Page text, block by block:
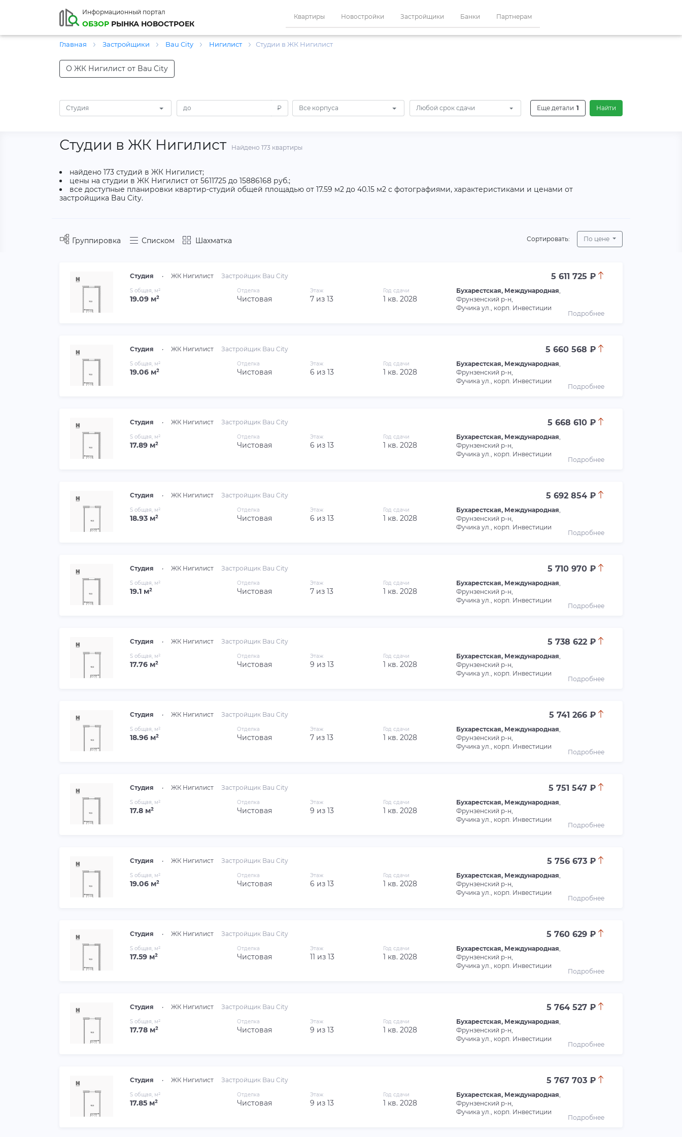
Информационный портал
ОБЗОР РЫНКА НОВОСТРОЕК
Квартиры Новостройки Застройщики Банки Партнерам
Главная Застройщики Bau City Нигилист Студии в ЖК Нигилист
О ЖК Нигилист от Bau City
Студия ₽ Все корпуса Любой срок сдачи Еще детали 1 Найти
Студии в ЖК Нигилист Найдено 173 квартиры
найдено 173 студий в ЖК Нигилист;
цены на студии в ЖК Нигилист от 5611725 до 15886168 руб.;
все доступные планировки квартир-студий общей площадью от 17.59 м2 до 40.15 м2 с фотографиями, характеристиками и ценами от
застройщика Bau City.
Группировка Списком Шахматка Сортировать: По цене
Студия • ЖК Нигилист Застройщик Bau City 5 611 725 ₽
S общая, м²
19.09 м²
Отделка
Чистовая
Этаж
7 из 13
Год сдачи
1 кв. 2028
Бухарестская, Международная,
Фрунзенский р-н,
Фучика ул., корп. Инвестиции
Подробнее
Студия • ЖК Нигилист Застройщик Bau City 5 660 568 ₽
S общая, м²
19.06 м²
Отделка
Чистовая
Этаж
6 из 13
Год сдачи
1 кв. 2028
Бухарестская, Международная,
Фрунзенский р-н,
Фучика ул., корп. Инвестиции
Подробнее
Студия • ЖК Нигилист Застройщик Bau City 5 668 610 ₽
S общая, м²
17.89 м²
Отделка
Чистовая
Этаж
6 из 13
Год сдачи
1 кв. 2028
Бухарестская, Международная,
Фрунзенский р-н,
Фучика ул., корп. Инвестиции
Подробнее
Студия • ЖК Нигилист Застройщик Bau City 5 692 854 ₽
S общая, м²
18.93 м²
Отделка
Чистовая
Этаж
6 из 13
Год сдачи
1 кв. 2028
Бухарестская, Международная,
Фрунзенский р-н,
Фучика ул., корп. Инвестиции
Подробнее
Студия • ЖК Нигилист Застройщик Bau City 5 710 970 ₽
S общая, м²
19.1 м²
Отделка
Чистовая
Этаж
7 из 13
Год сдачи
1 кв. 2028
Бухарестская, Международная,
Фрунзенский р-н,
Фучика ул., корп. Инвестиции
Подробнее
Студия • ЖК Нигилист Застройщик Bau City 5 738 622 ₽
S общая, м²
17.76 м²
Отделка
Чистовая
Этаж
9 из 13
Год сдачи
1 кв. 2028
Бухарестская, Международная,
Фрунзенский р-н,
Фучика ул., корп. Инвестиции
Подробнее
Студия • ЖК Нигилист Застройщик Bau City 5 741 266 ₽
S общая, м²
18.96 м²
Отделка
Чистовая
Этаж
7 из 13
Год сдачи
1 кв. 2028
Бухарестская, Международная,
Фрунзенский р-н,
Фучика ул., корп. Инвестиции
Подробнее
Студия • ЖК Нигилист Застройщик Bau City 5 751 547 ₽
S общая, м²
17.8 м²
Отделка
Чистовая
Этаж
9 из 13
Год сдачи
1 кв. 2028
Бухарестская, Международная,
Фрунзенский р-н,
Фучика ул., корп. Инвестиции
Подробнее
Студия • ЖК Нигилист Застройщик Bau City 5 756 673 ₽
S общая, м²
19.06 м²
Отделка
Чистовая
Этаж
6 из 13
Год сдачи
1 кв. 2028
Бухарестская, Международная,
Фрунзенский р-н,
Фучика ул., корп. Инвестиции
Подробнее
Студия • ЖК Нигилист Застройщик Bau City 5 760 629 ₽
S общая, м²
17.59 м²
Отделка
Чистовая
Этаж
11 из 13
Год сдачи
1 кв. 2028
Бухарестская, Международная,
Фрунзенский р-н,
Фучика ул., корп. Инвестиции
Подробнее
Студия • ЖК Нигилист Застройщик Bau City 5 764 527 ₽
S общая, м²
17.78 м²
Отделка
Чистовая
Этаж
9 из 13
Год сдачи
1 кв. 2028
Бухарестская, Международная,
Фрунзенский р-н,
Фучика ул., корп. Инвестиции
Подробнее
Студия • ЖК Нигилист Застройщик Bau City 5 767 703 ₽
S общая, м²
17.85 м²
Отделка
Чистовая
Этаж
9 из 13
Год сдачи
1 кв. 2028
Бухарестская, Международная,
Фрунзенский р-н,
Фучика ул., корп. Инвестиции
Подробнее